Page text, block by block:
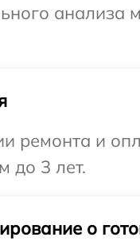
анализа
ремонта и
до 3 лет.
о